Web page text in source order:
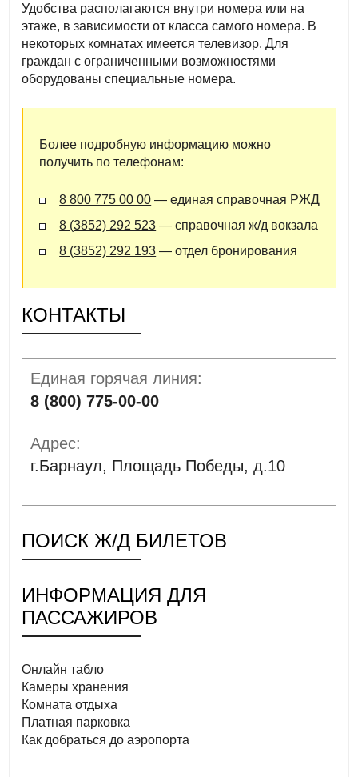
Удобства располагаются внутри номера или на
этаже, в зависимости от класса самого номера. В
некоторых комнатах имеется телевизор. Для
граждан с ограниченными возможностями
оборудованы специальные номера.
Более подробную информацию можно
получить по телефонам:
8 800 775 00 00 — единая справочная РЖД
8 (3852) 292 523 — справочная ж/д вокзала
8 (3852) 292 193 — отдел бронирования
КОНТАКТЫ
Единая горячая линия:
8 (800) 775-00-00
Адрес:
г.Барнаул, Площадь Победы, д.10
ПОИСК Ж/Д БИЛЕТОВ
ИНФОРМАЦИЯ ДЛЯ
ПАССАЖИРОВ
Онлайн табло
Камеры хранения
Комната отдыха
Платная парковка
Как добраться до аэропорта